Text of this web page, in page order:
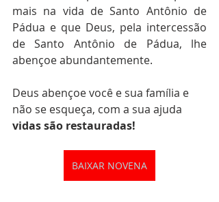
mais na vida de Santo Antônio de
Pádua e que Deus, pela intercessão
de Santo Antônio de Pádua, lhe
abençoe abundantemente.
Deus abençoe você e sua família e
não se esqueça, com a sua ajuda
vidas são restauradas!
BAIXAR NOVENA